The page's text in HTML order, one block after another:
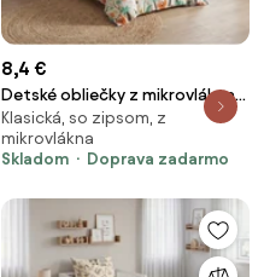
8,4 €
Detské obliečky z mikrovlákna
JUNGLE FRIENDS farebné Rozmer
obliečky: 70 x 90 cm | 140 x 200
cm
Klasická, so zipsom, z
mikrovlákna
Skladom
Doprava zadarmo